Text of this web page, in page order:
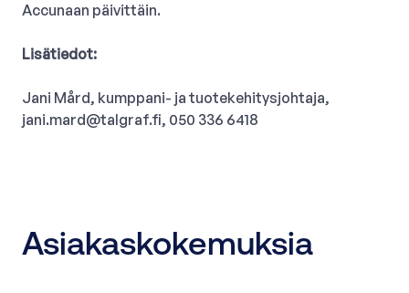
Accunaan päivittäin.
Lisätiedot:
Jani Mård, kumppani- ja tuotekehitysjohtaja,
jani.mard@talgraf.fi, 050 336 6418
Asiakaskokemuksia